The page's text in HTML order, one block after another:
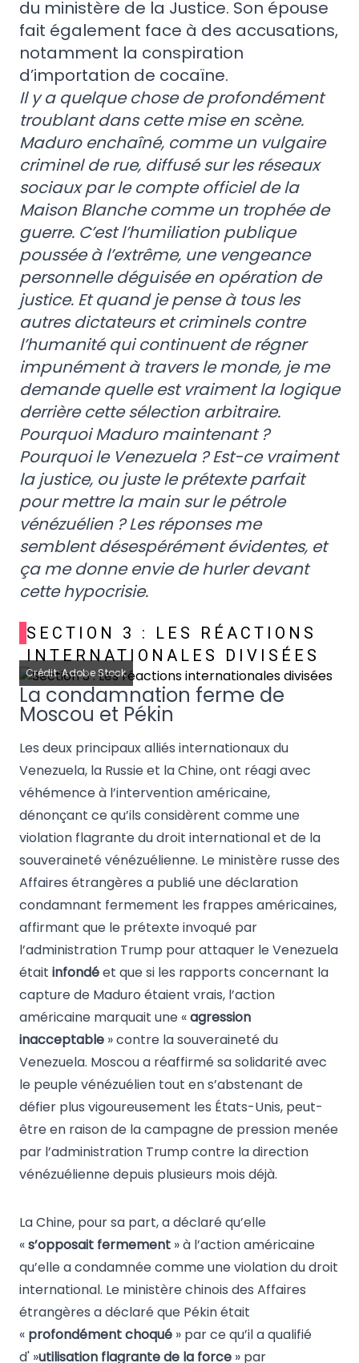
du ministère de la Justice. Son épouse
fait également face à des accusations,
notamment la conspiration
d’importation de cocaïne.
Il y a quelque chose de profondément
troublant dans cette mise en scène.
Maduro enchaîné, comme un vulgaire
criminel de rue, diffusé sur les réseaux
sociaux par le compte officiel de la
Maison Blanche comme un trophée de
guerre. C’est l’humiliation publique
poussée à l’extrême, une vengeance
personnelle déguisée en opération de
justice. Et quand je pense à tous les
autres dictateurs et criminels contre
l’humanité qui continuent de régner
impunément à travers le monde, je me
demande quelle est vraiment la logique
derrière cette sélection arbitraire.
Pourquoi Maduro maintenant ?
Pourquoi le Venezuela ? Est-ce vraiment
la justice, ou juste le prétexte parfait
pour mettre la main sur le pétrole
vénézuélien ? Les réponses me
semblent désespérément évidentes, et
ça me donne envie de hurler devant
cette hypocrisie.
SECTION 3 : LES RÉACTIONS
INTERNATIONALES DIVISÉES
Crédit: Adobe Stock
La condamnation ferme de
Moscou et Pékin
Les deux principaux alliés internationaux du
Venezuela, la Russie et la Chine, ont réagi avec
véhémence à l’intervention américaine,
dénonçant ce qu’ils considèrent comme une
violation flagrante du droit international et de la
souveraineté vénézuélienne. Le ministère russe des
Affaires étrangères a publié une déclaration
condamnant fermement les frappes américaines,
affirmant que le prétexte invoqué par
l’administration Trump pour attaquer le Venezuela
était infondéet que si les rapports concernant la
capture de Maduro étaient vrais, l’action
américaine marquait une «agression
inacceptable » contre la souveraineté du
Venezuela. Moscou a réaffirmé sa solidarité avec
le peuple vénézuélien tout en s’abstenant de
défier plus vigoureusement les États-Unis, peut-
être en raison de la campagne de pression menée
par l’administration Trump contre la direction
vénézuélienne depuis plusieurs mois déjà.
La Chine, pour sa part, a déclaré qu’elle
«s’opposait fermement » à l’action américaine
qu’elle a condamnée comme une violation du droit
international. Le ministère chinois des Affaires
étrangères a déclaré que Pékin était
« profondément choqué » par ce qu’il a qualifié
d' »utilisation flagrante de la force » par